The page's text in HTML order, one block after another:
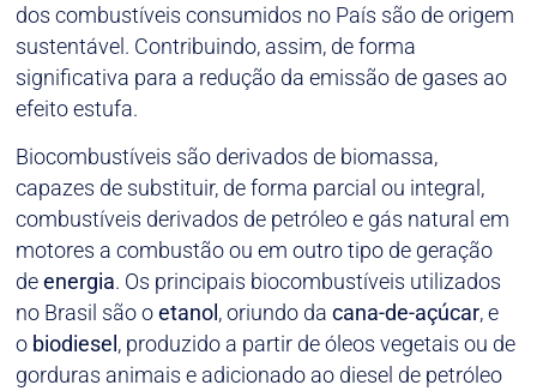
dos combustíveis consumidos no País são de origem
sustentável. Contribuindo, assim, de forma
significativa para a redução da emissão de gases ao
efeito estufa.
Biocombustíveis são derivados de biomassa,
capazes de substituir, de forma parcial ou integral,
combustíveis derivados de petróleo e gás natural em
motores a combustão ou em outro tipo de geração
deenergia. Os principais biocombustíveis utilizados
no Brasil são oetanol , oriundo dacana-de-açúcar, e
o biodiesel , produzido a partir de óleos vegetais ou de
gorduras animais e adicionado ao diesel de petróleo